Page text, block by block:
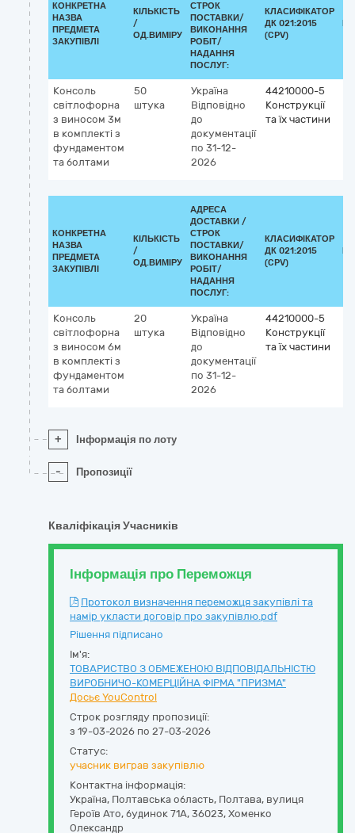
КОНКРЕТНА
НАЗВА
ПРЕДМЕТА
ЗАКУПІВЛІ
КІЛЬКІСТЬ
/
ОД.ВИМІРУ
СТРОК
ПОСТАВКИ/
ВИКОНАННЯ
РОБІТ/
НАДАННЯ
ПОСЛУГ:
КЛАСИФІКАТОР
ДК 021:2015
(CPV)
Консоль
світлофорна
з виносом 3м
в комплекті з
фундаментом
та болтами
50
штука
Україна
Відповідно
до
документації
по 31-12-
2026
44210000-5
Конструкції
та їх частини
КОНКРЕТНА
НАЗВА
ПРЕДМЕТА
ЗАКУПІВЛІ
КІЛЬКІСТЬ
/
ОД.ВИМІРУ
АДРЕСА
ДОСТАВКИ /
СТРОК
ПОСТАВКИ/
ВИКОНАННЯ
РОБІТ/
НАДАННЯ
ПОСЛУГ:
КЛАСИФІКАТОР
ДК 021:2015
(CPV)
Консоль
світлофорна
з виносом 6м
в комплекті з
фундаментом
та болтами
20
штука
Україна
Відповідно
до
документації
по 31-12-
2026
44210000-5
Конструкції
та їх частини
+ Інформація по лоту
- Пропозиції
Кваліфікація Учасників
Інформація про Переможця
Протокол визначення переможця закупівлі та
намір укласти договір про закупівлю.pdf
Рішення підписано
Ім'я:
ТОВАРИСТВО З ОБМЕЖЕНОЮ ВІДПОВІДАЛЬНІСТЮ
ВИРОБНИЧО-КОМЕРЦІЙНА ФІРМА "ПРИЗМА"
Досьє YouControl
Строк розгляду пропозиції:
з 19-03-2026 по 27-03-2026
Статус:
учасник виграв закупівлю
Контактна інформація:
Україна, Полтавська область, Полтава, вулиця
Героїв Ато, будинок 71А, 36023, Хоменко
Олександр